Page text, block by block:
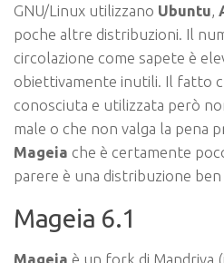
GNU/Linux utilizzano Ubuntu
poche altre distribuzioni. Il
circolazione come sapete è
obiettivamente inutili. Il fatto
conosciuta e utilizzata però
male o che non valga la pena
Mageia che è certamente
parere è una distribuzione ben
Mageia 6.1
Mageia è un fork di Mandriva